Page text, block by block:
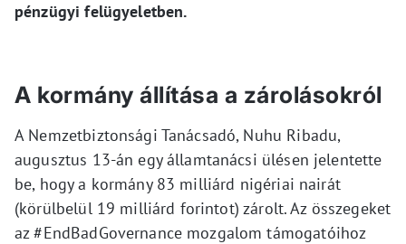
pénzügyi felügyeletben.
A kormány állítása a zárolásokról
A Nemzetbiztonsági Tanácsadó, Nuhu Ribadu,
augusztus 13-án egy államtanácsi ülésen jelentette
be, hogy a kormány 83 milliárd nigériai nairát
(körülbelül 19 milliárd forintot) zárolt. Az összegeket
az #EndBadGovernance mozgalom támogatóihoz